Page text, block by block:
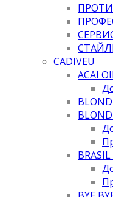
CADIVEU
ACAI
BRASIL